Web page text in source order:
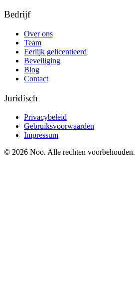
Bedrijf
Over ons
Team
Eerlijk gelicentieerd
Beveiliging
Blog
Contact
Juridisch
Privacybeleid
Gebruiksvoorwaarden
Impressum
© 2026 Noo. Alle rechten voorbehouden.